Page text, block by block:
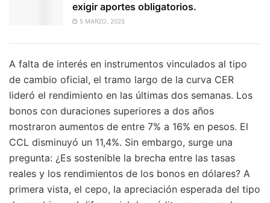
exigir aportes obligatorios.
5 MARZO, 2025
A falta de interés en instrumentos vinculados al tipo
de cambio oficial, el tramo largo de la curva CER
lideró el rendimiento en las últimas dos semanas. Los
bonos con duraciones superiores a dos años
mostraron aumentos de entre 7% a 16% en pesos. El
CCL disminuyó un 11,4%. Sin embargo, surge una
pregunta: ¿Es sostenible la brecha entre las tasas
reales y los rendimientos de los bonos en dólares? A
primera vista, el cepo, la apreciación esperada del tipo